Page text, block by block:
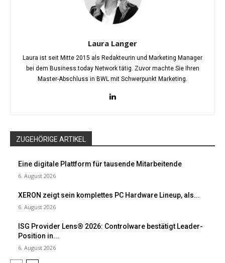
Laura Langer
Laura ist seit Mitte 2015 als Redakteurin und Marketing Manager
bei dem Business.today Network tätig. Zuvor machte Sie Ihren
Master-Abschluss in BWL mit Schwerpunkt Marketing.
ZUGEHÖRIGE ARTIKEL
Eine digitale Plattform für tausende Mitarbeitende
6. August 2026
XERON zeigt sein komplettes PC Hardware Lineup, als...
6. August 2026
ISG Provider Lens® 2026: Controlware bestätigt Leader-
Position in...
6. August 2026